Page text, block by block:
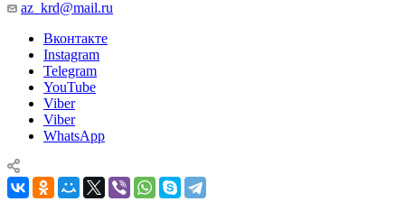
az_krd@mail.ru
Вконтакте
Instagram
Telegram
YouTube
Viber
Viber
WhatsApp